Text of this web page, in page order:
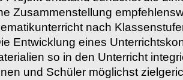
Zusammenstellung
nach
Entwicklung eines
so in den Unterricht
und Schüler möglichst